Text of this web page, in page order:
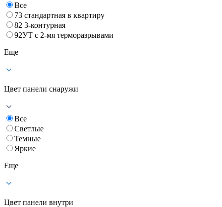
Все
73 стандартная в квартиру
82 3-контурная
92УТ с 2-мя терморазрывами
Еще
Цвет панели снаружи
Все
Светлые
Темные
Яркие
Еще
Цвет панели внутри